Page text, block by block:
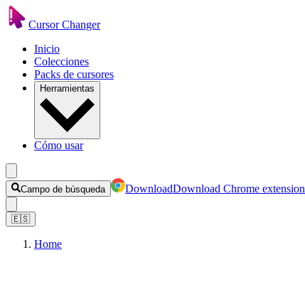
Cursor Changer
Inicio
Colecciones
Packs de cursores
Herramientas
Cómo usar
Campo de búsqueda DownloadDownload Chrome extension
🇪🇸
Home